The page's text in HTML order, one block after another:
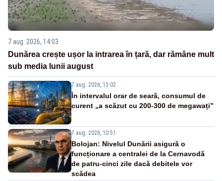
7 aug. 2026, 14:03
Dunărea crește ușor la intrarea în țară, dar rămâne mult
sub media lunii august
7 aug. 2026, 13:02
În intervalul orar de seară, consumul de
curent „a scăzut cu 200-300 de megawați”
7 aug. 2026, 10:51
Bolojan: Nivelul Dunării asigură o
funcționare a centralei de la Cernavodă
de patru-cinci zile dacă debitele vor
scădea